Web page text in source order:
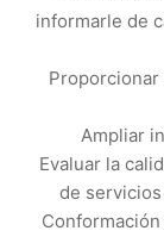
informarle de
Ampliar
Evaluar la
de